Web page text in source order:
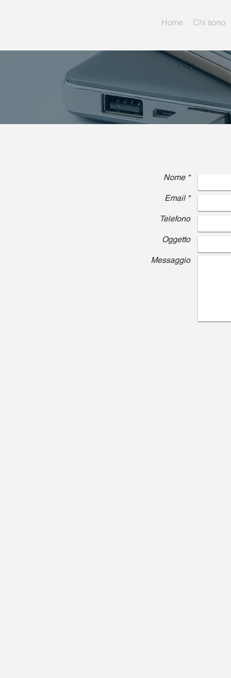
Home Chi sono
Nome *
Email *
Telefono
Oggetto
Messaggio